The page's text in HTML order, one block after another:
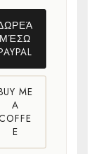
ΜΈΣΩ
ME
A
COFFE
E